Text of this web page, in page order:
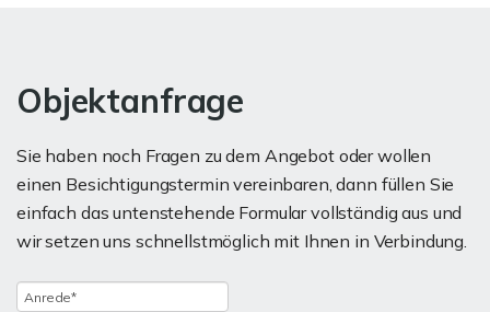
Objektanfrage
Sie haben noch Fragen zu dem Angebot oder wollen
einen Besichtigungstermin vereinbaren, dann füllen Sie
einfach das untenstehende Formular vollständig aus und
wir setzen uns schnellstmöglich mit Ihnen in Verbindung.